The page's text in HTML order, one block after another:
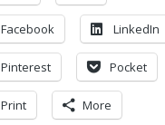
Facebook LinkedIn
Pinterest Pocket
Print More